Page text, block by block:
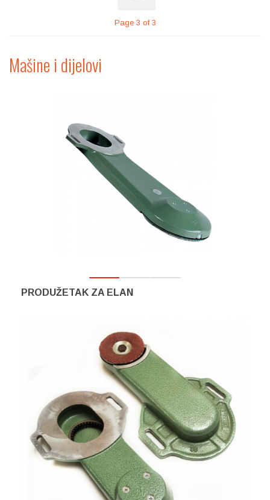
Page 3 of 3
Mašine i dijelovi
PRODUŽETAK ZA ELAN